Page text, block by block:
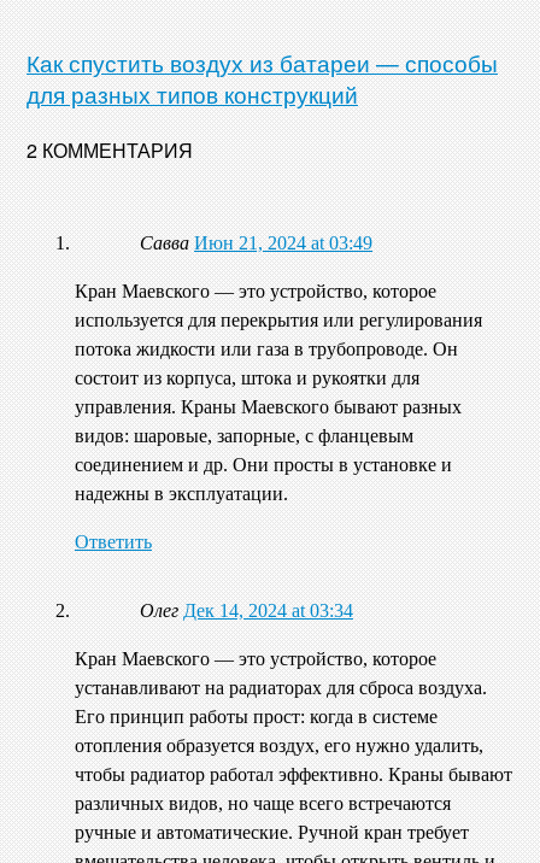
Как спустить воздух из батареи — способы
для разных типов конструкций
2 КОММЕНТАРИЯ
Савва Июн 21, 2024 at 03:49
Кран Маевского — это устройство, которое
используется для перекрытия или регулирования
потока жидкости или газа в трубопроводе. Он
состоит из корпуса, штока и рукоятки для
управления. Краны Маевского бывают разных
видов: шаровые, запорные, с фланцевым
соединением и др. Они просты в установке и
надежны в эксплуатации.
Ответить
Олег Дек 14, 2024 at 03:34
Кран Маевского — это устройство, которое
устанавливают на радиаторах для сброса воздуха.
Его принцип работы прост: когда в системе
отопления образуется воздух, его нужно удалить,
чтобы радиатор работал эффективно. Краны бывают
различных видов, но чаще всего встречаются
ручные и автоматические. Ручной кран требует